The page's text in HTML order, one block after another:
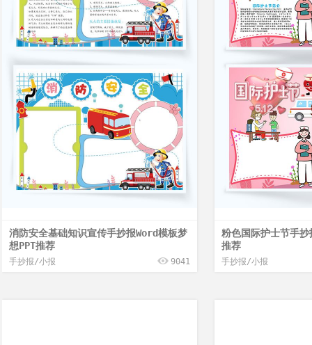
消防安全基础知识宣传手抄报Word模板梦
想PPT推荐
手抄报/小报 9041
粉色国际护士节手抄
推荐
手抄报/小报